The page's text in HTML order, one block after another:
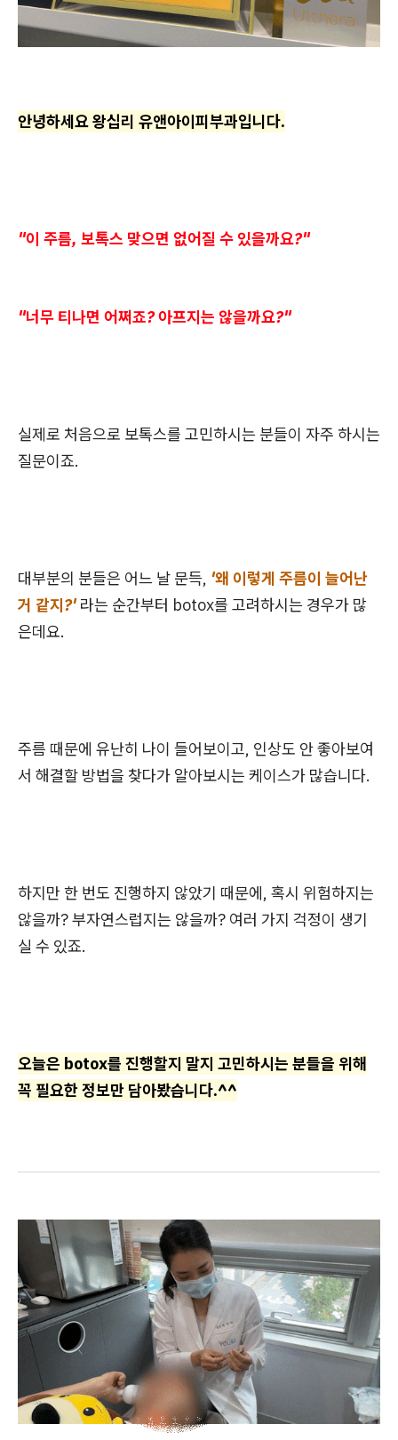
안녕하세요 왕십리 유앤아이피부과입니다.
"이 주름, 보톡스 맞으면 없어질 수 있을까요?"
"너무 티나면 어쩌죠? 아프지는 않을까요?"
실제로 처음으로 보톡스를 고민하시는 분들이 자주 하시는
질문이죠.
대부분의 분들은 어느 날 문득, '왜 이렇게 주름이 늘어난
거 같지?'라는 순간부터 botox를 고려하시는 경우가 많
은데요.
주름 때문에 유난히 나이 들어보이고, 인상도 안 좋아보여
서 해결할 방법을 찾다가 알아보시는 케이스가 많습니다.
하지만 한 번도 진행하지 않았기 때문에, 혹시 위험하지는
않을까? 부자연스럽지는 않을까? 여러 가지 걱정이 생기
실 수 있죠.
오늘은 botox를 진행할지 말지 고민하시는 분들을 위해
꼭 필요한 정보만 담아봤습니다.^^